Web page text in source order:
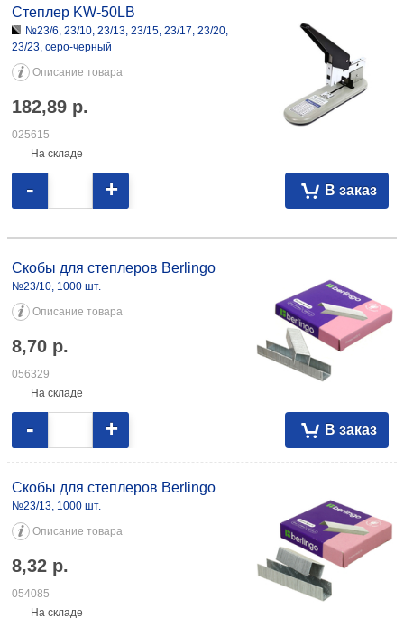
серо-черный 182,89 025615
Степлер KW-50LB
№23/6, 23/10, 23/13, 23/15, 23/17, 23/20,
23/23, серо-черный
Описание товара
182,89 р.
025615
На складе
В заказ
- +
1000 шт. 8,32 054085 №23/15, 1000 шт. 10,30 054086 №23/17, 1000 шт.
13,20 054087
Скобы для степлеров Berlingo
№23/10, 1000 шт.
Описание товара
8,70 р.
056329
На складе
В заказ
- +
Скобы для степлеров Berlingo
№23/13, 1000 шт.
Описание товара
8,32 р.
054085
На складе